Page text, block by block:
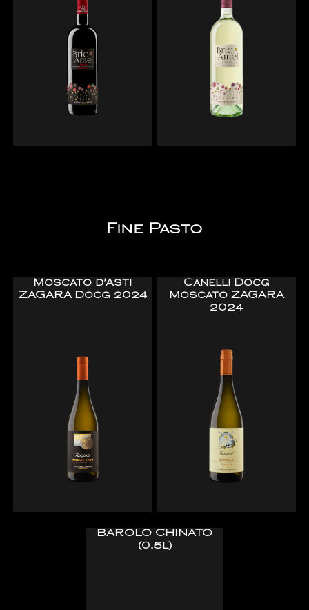
Fine Pasto
Moscato d'Asti
ZAGARA Docg 2024
Canelli Docg
Moscato ZAGARA
2024
BAROLO CHINATO
(0.5l)